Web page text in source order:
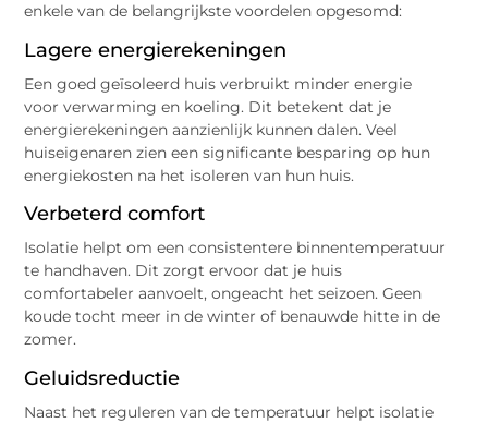
enkele van de belangrijkste voordelen opgesomd:
Lagere energierekeningen
Een goed geïsoleerd huis verbruikt minder energie
voor verwarming en koeling. Dit betekent dat je
energierekeningen aanzienlijk kunnen dalen. Veel
huiseigenaren zien een significante besparing op hun
energiekosten na het isoleren van hun huis.
Verbeterd comfort
Isolatie helpt om een consistentere binnentemperatuur
te handhaven. Dit zorgt ervoor dat je huis
comfortabeler aanvoelt, ongeacht het seizoen. Geen
koude tocht meer in de winter of benauwde hitte in de
zomer.
Geluidsreductie
Naast het reguleren van de temperatuur helpt isolatie